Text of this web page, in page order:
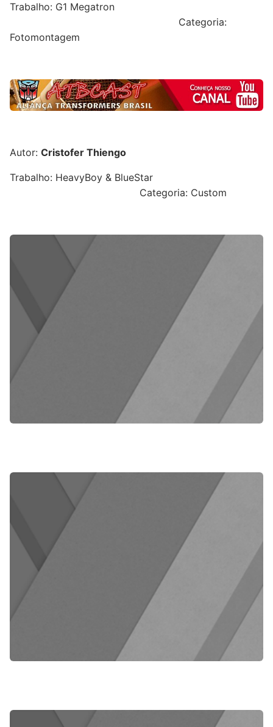
Trabalho: G1 Megatron
Categoria:
Fotomontagem
Autor: Cristofer Thiengo
Trabalho: HeavyBoy & BlueStar
Categoria: Custom